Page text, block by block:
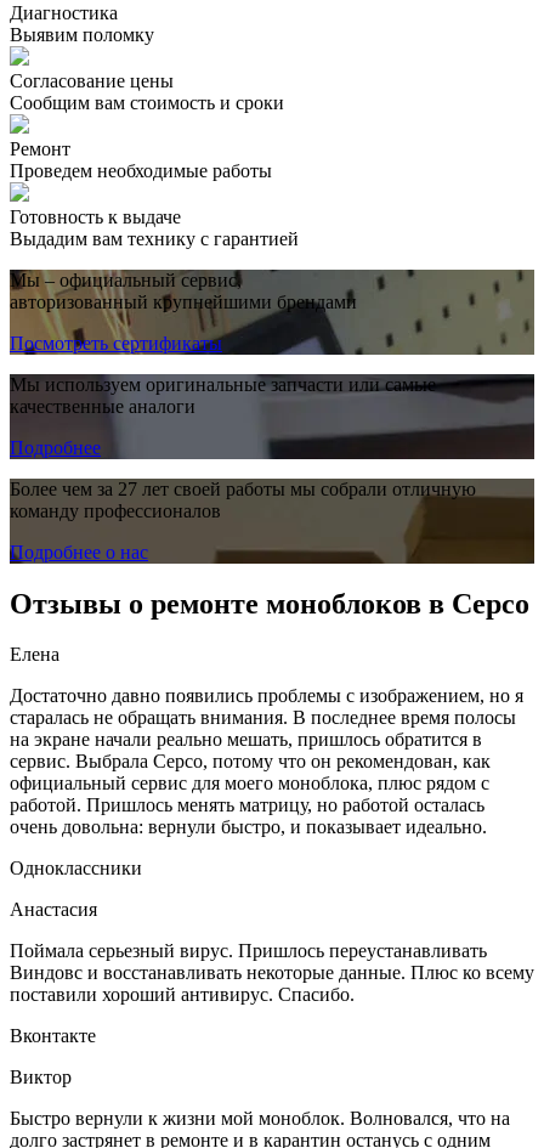
Диагностика
Выявим поломку
Согласование цены
Сообщим вам стоимость и сроки
Ремонт
Проведем необходимые работы
Готовность к выдаче
Выдадим вам технику с гарантией
Мы – официальный сервис,
авторизованный крупнейшими брендами
Посмотреть сертификаты
Мы используем оригинальные запчасти или самые
качественные аналоги
Подробнее
Более чем за 27 лет своей работы мы собрали отличную
команду профессионалов
Подробнее о нас
Отзывы о ремонте моноблоков в Серсо
Елена
Достаточно давно появились проблемы с изображением, но я
старалась не обращать внимания. В последнее время полосы
на экране начали реально мешать, пришлось обратится в
сервис. Выбрала Серсо, потому что он рекомендован, как
официальный сервис для моего моноблока, плюс рядом с
работой. Пришлось менять матрицу, но работой осталась
очень довольна: вернули быстро, и показывает идеально.
Одноклассники
Анастасия
Поймала серьезный вирус. Пришлось переустанавливать
Виндовс и восстанавливать некоторые данные. Плюс ко всему
поставили хороший антивирус. Спасибо.
Вконтакте
Виктор
Быстро вернули к жизни мой моноблок. Волновался, что на
долго застрянет в ремонте и в карантин останусь с одним